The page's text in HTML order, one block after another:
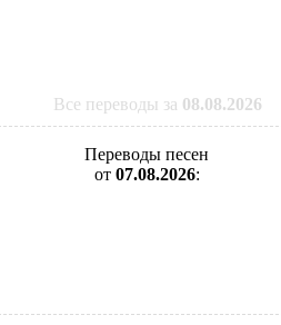
Все переводы за 08.08.2026
Переводы песен
от 07.08.2026: